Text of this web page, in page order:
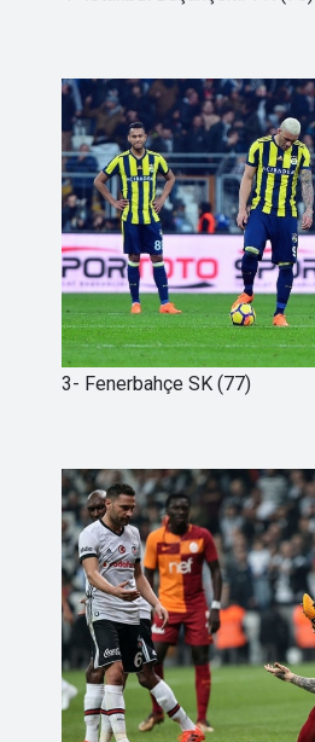
3- Fenerbahçe SK (77)